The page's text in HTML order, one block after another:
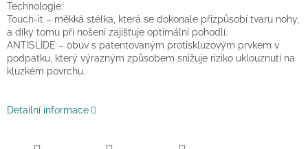
Technologie:
Touch-it – měkká stélka, která se dokonale přizpůsobí tvaru nohy,
a díky tomu při nošení zajišťuje optimální pohodlí.
ANTISLIDE – obuv s patentovaným protiskluzovým prvkem v
podpatku, který výrazným způsobem snižuje riziko uklouznutí na
kluzkém povrchu.
Detailní informace